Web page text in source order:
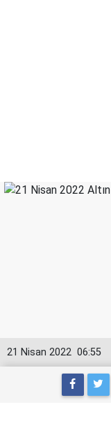
06:55
21 Nisan 2022